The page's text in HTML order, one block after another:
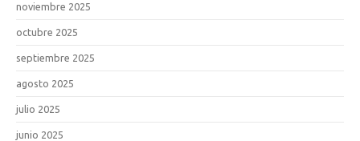
noviembre 2025
octubre 2025
septiembre 2025
agosto 2025
julio 2025
junio 2025